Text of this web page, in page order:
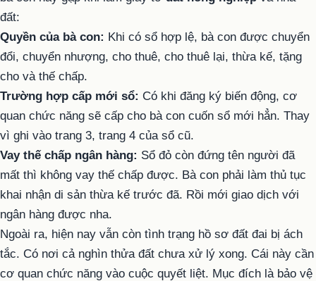
đất:
Quyền của bà con: Khi có sổ hợp lệ, bà con được chuyển
đổi, chuyển nhượng, cho thuê, cho thuê lại, thừa kế, tặng
cho và thế chấp.
Trường hợp cấp mới sổ: Có khi đăng ký biến động, cơ
quan chức năng sẽ cấp cho bà con cuốn sổ mới hẳn. Thay
vì ghi vào trang 3, trang 4 của sổ cũ.
Vay thế chấp ngân hàng: Sổ đỏ còn đứng tên người đã
mất thì không vay thế chấp được. Bà con phải làm thủ tục
khai nhận di sản thừa kế trước đã. Rồi mới giao dịch với
ngân hàng được nha.
Ngoài ra, hiện nay vẫn còn tình trạng hồ sơ đất đai bị ách
tắc. Có nơi cả nghìn thửa đất chưa xử lý xong. Cái này cần
cơ quan chức năng vào cuộc quyết liệt. Mục đích là bảo vệ